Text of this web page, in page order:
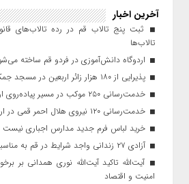
آخرین اخبار
ثبت پنج تالاب قم در رده تالاب‌های
تالاب‌ها
اردوگاه دانش‌آموزی در فردو قم ساخته
پذیرایی از ۱۸۰ هزار زائر اربعین در مسجد جمکران
خدمت‌رسانی ۲۵۰ موکب در مسیر پیاده‌روی اربعین در قم
خدمت‌رسانی ۱۲۰ نیروی هلال احمر قمی در اربعین
خرید لباس فرم جدید مدارس اجباری نیست
آزادی ۲۷ زندانی واجد شرایط در قم به مناسبت اربعین
آیت‌الله تاکید آیت‌الله نوری همدانی بر
امنیت و اقتصاد